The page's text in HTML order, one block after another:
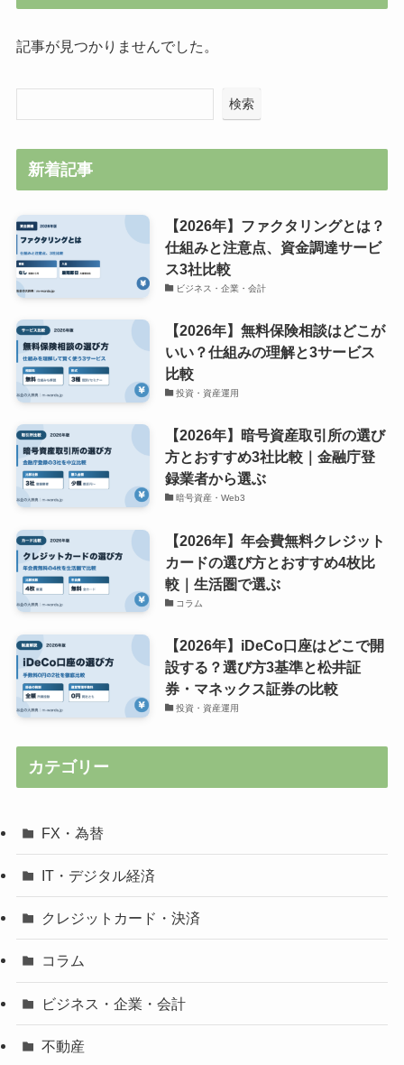
記事が見つかりませんでした。
検索
新着記事
【2026年】ファクタリングとは？
仕組みと注意点、資金調達サービ
ス3社比較
ビジネス・企業・会計
【2026年】無料保険相談はどこが
いい？仕組みの理解と3サービス
比較
投資・資産運用
【2026年】暗号資産取引所の選び
方とおすすめ3社比較｜金融庁登
録業者から選ぶ
暗号資産・Web3
【2026年】年会費無料クレジット
カードの選び方とおすすめ4枚比
較｜生活圏で選ぶ
コラム
【2026年】iDeCo口座はどこで開
設する？選び方3基準と松井証
券・マネックス証券の比較
投資・資産運用
カテゴリー
FX・為替
IT・デジタル経済
クレジットカード・決済
コラム
ビジネス・企業・会計
不動産